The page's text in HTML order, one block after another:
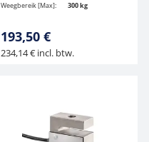
Weegbereik [Max]: 300 kg
193,50 €
234,14 € incl. btw.